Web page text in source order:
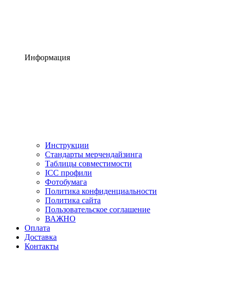
Информация
Инструкции
Стандарты мерчендайзинга
Таблицы совместимости
ICC профили
Фотобумага
Политика конфиденциальности
Политика сайта
Пользовательское соглашение
ВАЖНО
Оплата
Доставка
Контакты